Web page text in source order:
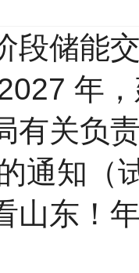
段储能
年
有关负
通知（
山东！